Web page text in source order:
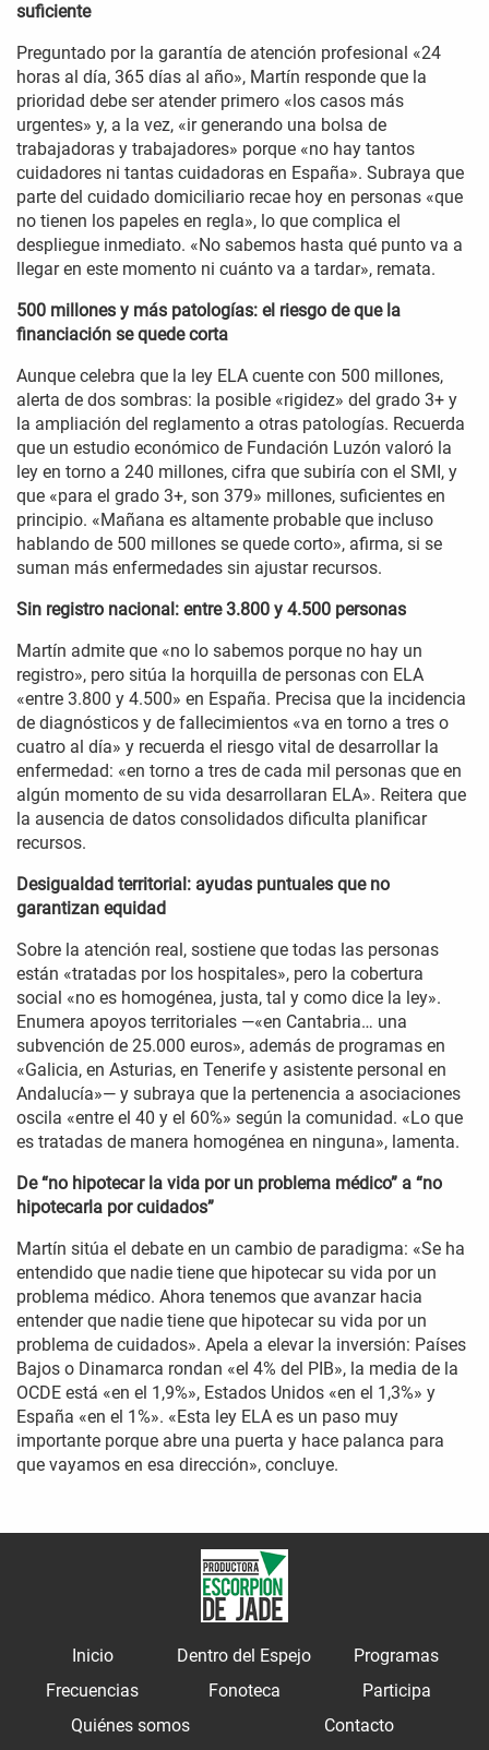
suficiente
Preguntado por la garantía de atención profesional «24
horas al día, 365 días al año», Martín responde que la
prioridad debe ser atender primero «los casos más
urgentes» y, a la vez, «ir generando una bolsa de
trabajadoras y trabajadores» porque «no hay tantos
cuidadores ni tantas cuidadoras en España». Subraya que
parte del cuidado domiciliario recae hoy en personas «que
no tienen los papeles en regla», lo que complica el
despliegue inmediato. «No sabemos hasta qué punto va a
llegar en este momento ni cuánto va a tardar», remata.
500 millones y más patologías: el riesgo de que la
financiación se quede corta
Aunque celebra que la ley ELA cuente con 500 millones,
alerta de dos sombras: la posible «rigidez» del grado 3+ y
la ampliación del reglamento a otras patologías. Recuerda
que un estudio económico de Fundación Luzón valoró la
ley en torno a 240 millones, cifra que subiría con el SMI, y
que «para el grado 3+, son 379» millones, suficientes en
principio. «Mañana es altamente probable que incluso
hablando de 500 millones se quede corto», afirma, si se
suman más enfermedades sin ajustar recursos.
Sin registro nacional: entre 3.800 y 4.500 personas
Martín admite que «no lo sabemos porque no hay un
registro», pero sitúa la horquilla de personas con ELA
«entre 3.800 y 4.500» en España. Precisa que la incidencia
de diagnósticos y de fallecimientos «va en torno a tres o
cuatro al día» y recuerda el riesgo vital de desarrollar la
enfermedad: «en torno a tres de cada mil personas que en
algún momento de su vida desarrollaran ELA». Reitera que
la ausencia de datos consolidados dificulta planificar
recursos.
Desigualdad territorial: ayudas puntuales que no
garantizan equidad
Sobre la atención real, sostiene que todas las personas
están «tratadas por los hospitales», pero la cobertura
social «no es homogénea, justa, tal y como dice la ley».
Enumera apoyos territoriales —«en Cantabria… una
subvención de 25.000 euros», además de programas en
«Galicia, en Asturias, en Tenerife y asistente personal en
Andalucía»— y subraya que la pertenencia a asociaciones
oscila «entre el 40 y el 60%» según la comunidad. «Lo que
es tratadas de manera homogénea en ninguna», lamenta.
De “no hipotecar la vida por un problema médico” a “no
hipotecarla por cuidados”
Martín sitúa el debate en un cambio de paradigma: «Se ha
entendido que nadie tiene que hipotecar su vida por un
problema médico. Ahora tenemos que avanzar hacia
entender que nadie tiene que hipotecar su vida por un
problema de cuidados». Apela a elevar la inversión: Países
Bajos o Dinamarca rondan «el 4% del PIB», la media de la
OCDE está «en el 1,9%», Estados Unidos «en el 1,3%» y
España «en el 1%». «Esta ley ELA es un paso muy
importante porque abre una puerta y hace palanca para
que vayamos en esa dirección», concluye.
Inicio Dentro del Espejo
Programas
Frecuencias
Fonoteca
Participa
Quiénes somos
Contacto